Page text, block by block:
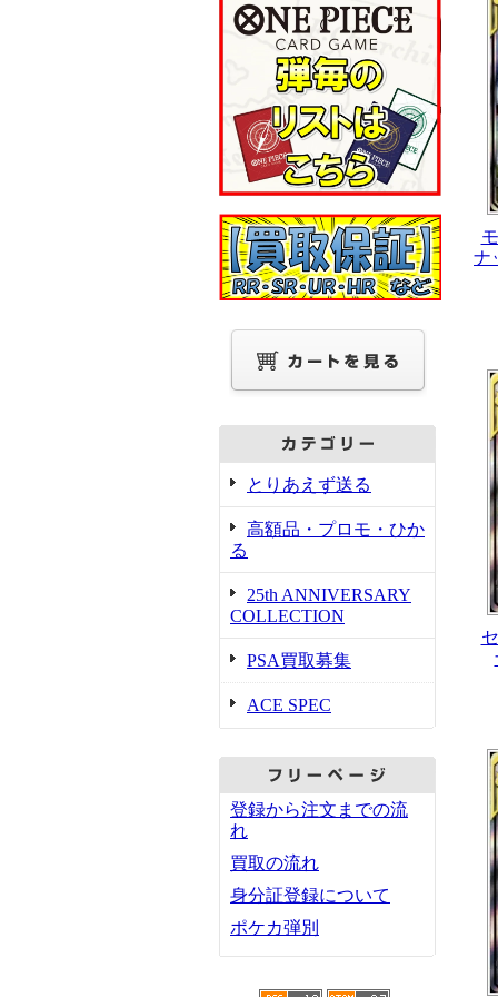
とりあえず送る
高額品・プロモ・ひか
る
25th ANNIVERSARY
COLLECTION
PSA買取募集
ACE SPEC
登録から注文までの流
れ
買取の流れ
身分証登録について
ポケカ弾別
ナ